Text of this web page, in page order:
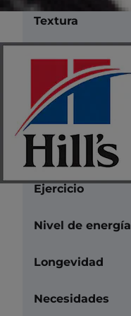
Textura
Color
Cuidados
Ejercicio
Nivel de energía
Longevidad
Necesidades